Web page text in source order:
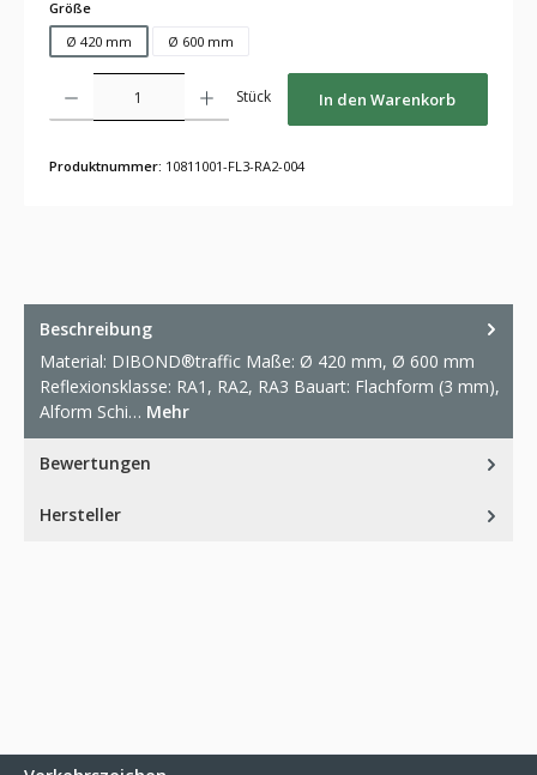
Größeauswählen
Ø 420 mm
Ø 600 mm
Stück In den Warenkorb
Produktnummer: 10811001-FL3-RA2-004
Beschreibung
Material: DIBOND®traffic Maße: Ø 420 mm, Ø 600 mm
Reflexionsklasse: RA1, RA2, RA3 Bauart: Flachform (3 mm),
Alform Schi… Mehr
Bewertungen
Hersteller